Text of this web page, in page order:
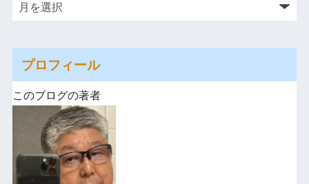
プロフィール
このブログの著者